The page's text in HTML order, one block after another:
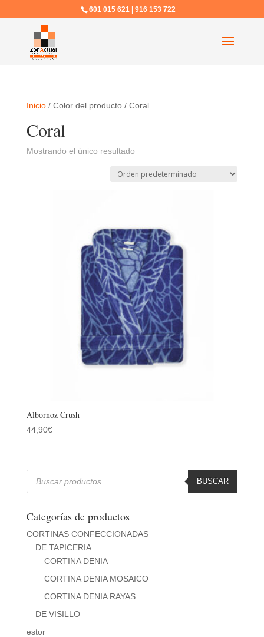
601 015 621 | 916 153 722
Inicio/ Color del producto / Coral
Coral
Mostrando el único resultado
Albornoz Crush
44,90€
Búsqueda
BUSCAR
Categorías de productos
CORTINAS CONFECCIONADAS
DE TAPICERIA
CORTINA DENIA
CORTINA DENIA MOSAICO
CORTINA DENIA RAYAS
DE VISILLO
estor